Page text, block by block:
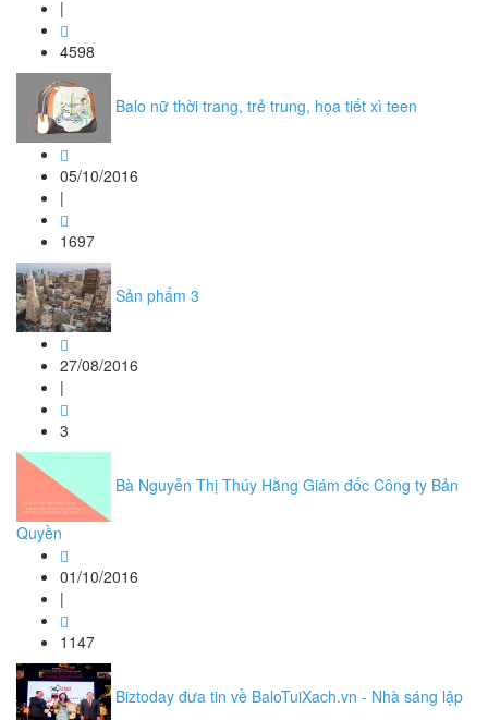
|
4598
Balo nữ thời trang, trẻ trung, họa tiết xì teen
05/10/2016
|
1697
Sản phẩm 3
27/08/2016
|
3
Bà Nguyễn Thị Thúy Hằng Giám đốc Công ty Bản
Quyền
01/10/2016
|
1147
Biztoday đưa tin về BaloTuiXach.vn - Nhà sáng lập